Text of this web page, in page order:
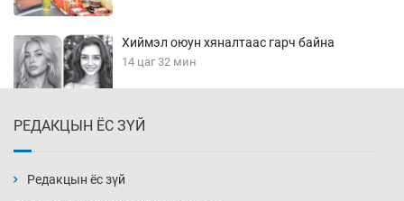
Хиймэл оюун хяналтаас гарч байна
14 цаг 32 мин
15 цаг 2 мин
РЕДАКЦЫН ЁС ЗҮЙ
Редакцын ёс зүй